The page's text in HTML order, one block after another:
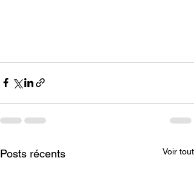
Posts récents Voir tout